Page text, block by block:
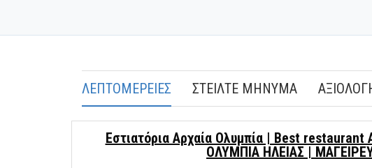
ΛΕΠΤΟΜΕΡΕΙΕΣ ΣΤΕΙΛΤΕ ΜΗΝΥΜΑ
Εστιατόρια Αρχαία Ολυμπία | Best
ΟΛΥΜΠΙΑ ΗΛΕΙΑΣ |